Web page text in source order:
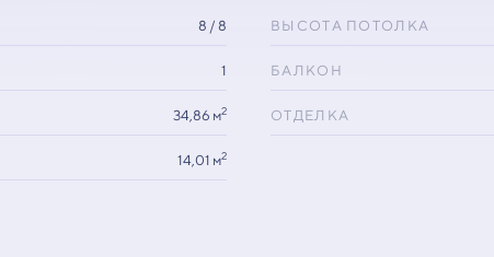
8 / 8
1
34,86 м2
14,01 м2
ВЫСОТА ПОТОЛКА
БАЛКОН
ОТДЕЛКА